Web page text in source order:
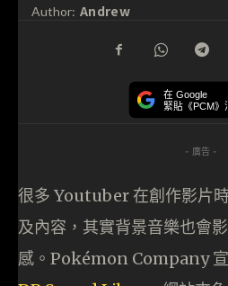
Author: Andrew
在 Google
緊貼《PCM》
- 廣告 -
很多 Youtuber 在創作影片
及內容，其實背景音樂也會
感。Pokémon Company